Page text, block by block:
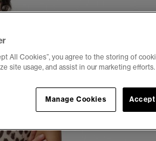
All Cookies”, you agree to the storing of
site usage, and assist in our marketing efforts.
Manage Cookies